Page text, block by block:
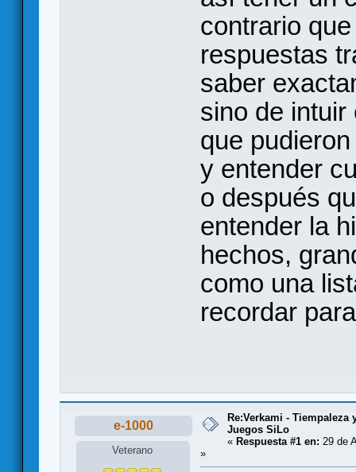
contrario
respuestas
saber
sino de
que
y entender
o después
entender la
hechos,
como una
recordar
e-1000
Veterano
Re:Verkami - Tiempaleza
Juegos SiLo
« Respuesta #1 en: 29 de
»